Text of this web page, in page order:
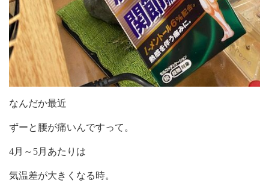
なんだか最近
ずーと腰が痛いんですって。
4月～5月あたりは
気温差が大きくなる時。